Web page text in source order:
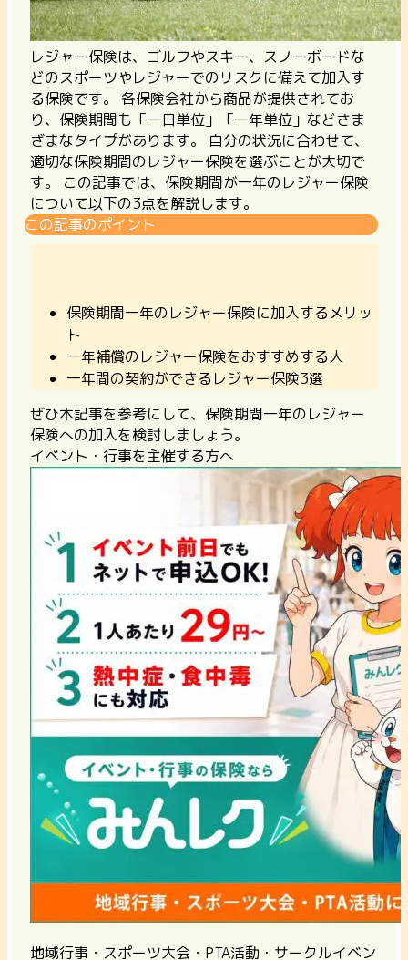
レジャー保険は、ゴルフやスキー、スノーボードな
どのスポーツやレジャーでのリスクに備えて加入す
る保険です。 各保険会社から商品が提供されてお
り、保険期間も「一日単位」「一年単位」などさま
ざまなタイプがあります。 自分の状況に合わせて、
適切な保険期間のレジャー保険を選ぶことが大切で
す。
この記事では、保険期間が一年のレジャー保険
について以下の3点を解説します。
この記事のポイント
保険期間一年のレジャー保険に加入するメリッ
ト
一年補償のレジャー保険をおすすめする人
一年間の契約ができるレジャー保険3選
ぜひ本記事を参考にして、保険期間一年のレジャー
保険への加入を検討しましょう。
イベント・行事を主催する方へ
地域行事・スポーツ大会・PTA活動・サークルイベン